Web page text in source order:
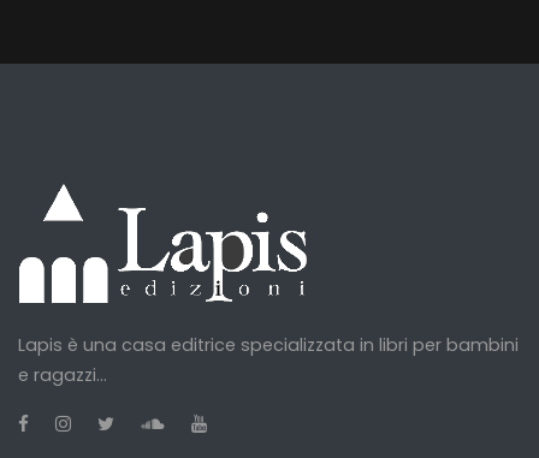
Lapis è una casa editrice specializzata in libri per bambini
e ragazzi...